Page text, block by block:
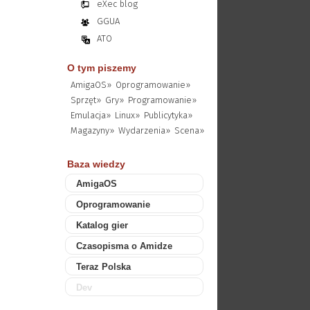
eXec blog
GGUA
ATO
O tym piszemy
AmigaOS» Oprogramowanie»
Sprzęt» Gry» Programowanie»
Emulacja» Linux» Publicytyka»
Magazyny» Wydarzenia» Scena»
Baza wiedzy
AmigaOS
Oprogramowanie
Katalog gier
Czasopisma o Amidze
Teraz Polska
Dev